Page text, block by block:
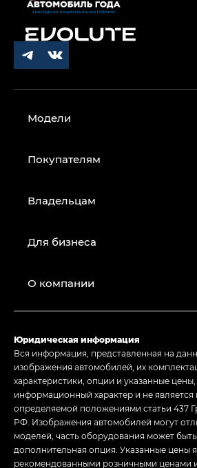
Модели
Покупателям
Владельцам
Для бизнеса
О компании
Юридическая информация
Вся информация, представленная на
изображения автомобилей, их
характеристики, опции и указанные
информационный характер и не
определяемой положениями статьи 437
РФ. Изображения автомобилей могут
моделей, часть оборудования может
дополнительная опция. Указанные цены
рекомендованными розничными ценами и